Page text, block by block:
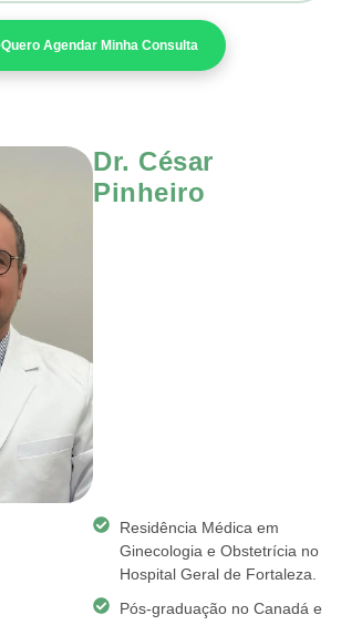
Quero Agendar Minha Consulta
Dr. César
Pinheiro
Residência Médica em
Ginecologia e Obstetrícia no
Hospital Geral de Fortaleza.
Pós-graduação no Canadá e